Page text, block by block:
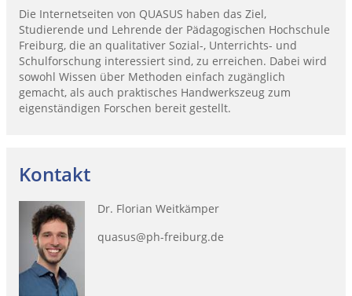
Die Internetseiten von QUASUS haben das Ziel,
Studierende und Lehrende der Pädagogischen Hochschule
Freiburg, die an qualitativer Sozial-, Unterrichts- und
Schulforschung interessiert sind, zu erreichen. Dabei wird
sowohl Wissen über Methoden einfach zugänglich
gemacht, als auch praktisches Handwerkszeug zum
eigenständigen Forschen bereit gestellt.
Kontakt
Dr. Florian Weitkämper
quasus@ph-freiburg.de